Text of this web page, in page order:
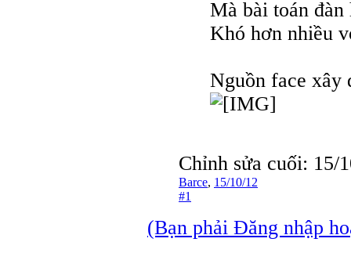
Mà bài toán
Khó hơn nhiều
Nguồn face xây
Chỉnh sửa cuối: 15/
Barce, 15/10/12
#1
(Bạn phải Đăng nhập